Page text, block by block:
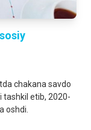
chakana savdo
tashkil etib, 2020-
oshdi.